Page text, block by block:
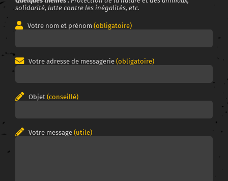
solidarité, lutte contre les inégalités, etc.
Votre nom et prénom (obligatoire)
Votre adresse de messagerie (obligatoire)
Objet (conseillé)
Votre message (utile)